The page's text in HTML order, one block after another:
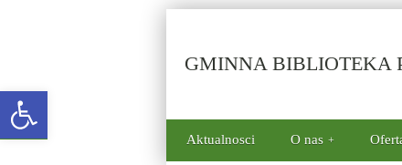
GMINNA BIBLIOTEKA
Aktualnosci O nas
Open toolbar